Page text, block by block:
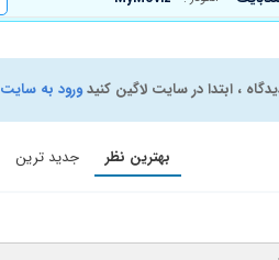
، ابتدا در سایت لاگین کنیدورود به سایت
بهترین نظر جدید ترین